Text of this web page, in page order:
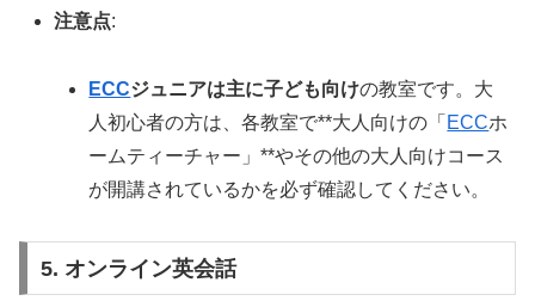
注意点:
ECCジュニアは主に子ども向けの教室です。大
人初心者の方は、各教室で**大人向けの「 ECCホ
ームティーチャー」**やその他の大人向けコース
が開講されているかを必ず確認してください。
5. オンライン英会話